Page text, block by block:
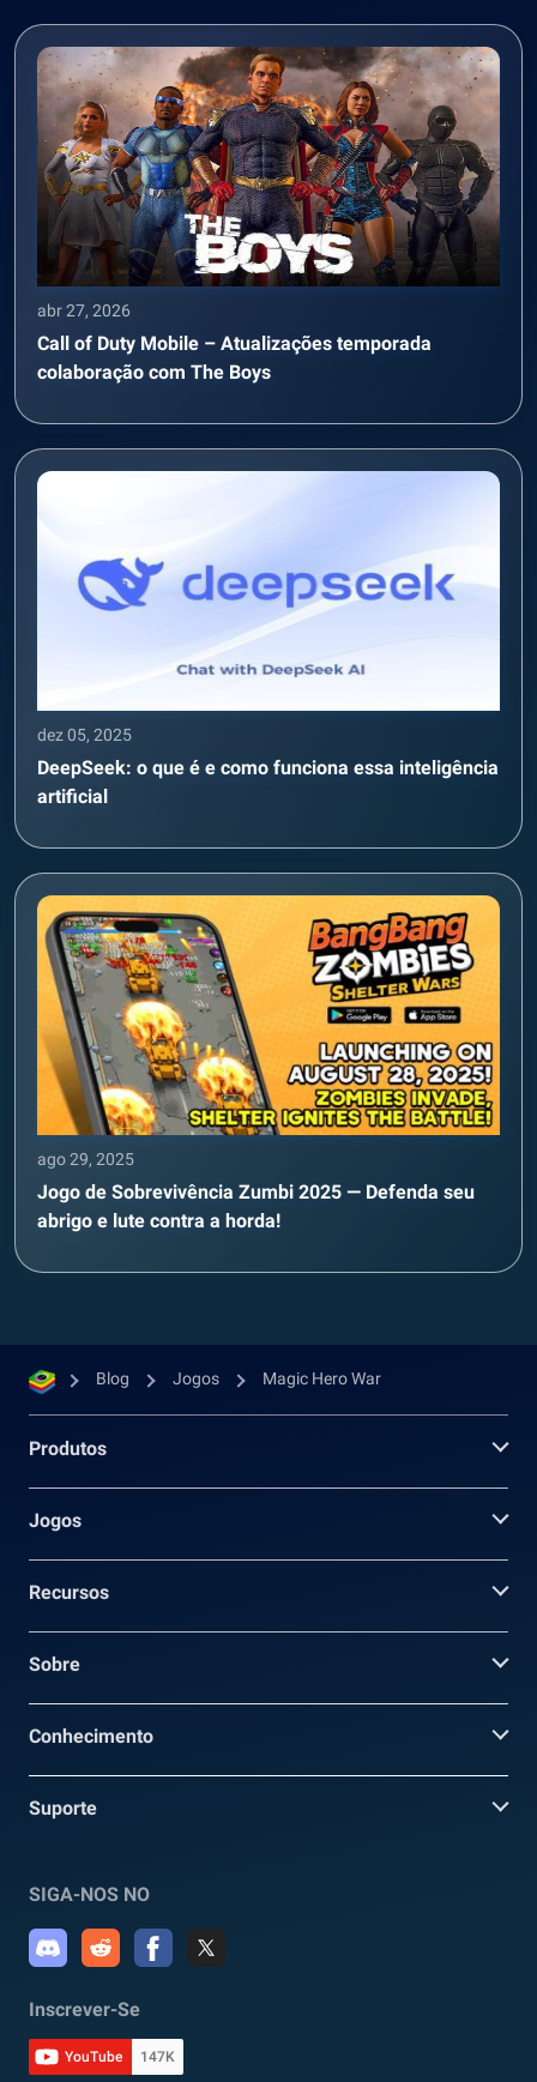
abr 27, 2026
Call of Duty Mobile – Atualizações temporada
colaboração com The Boys
dez 05, 2025
DeepSeek: o que é e como funciona essa inteligência
artificial
ago 29, 2025
Jogo de Sobrevivência Zumbi 2025 — Defenda seu
abrigo e lute contra a horda!
Blog Jogos Magic Hero War
Produtos
Jogos
Recursos
Sobre
Conhecimento
Suporte
SIGA-NOS NO
Inscrever-Se
YouTube 147K